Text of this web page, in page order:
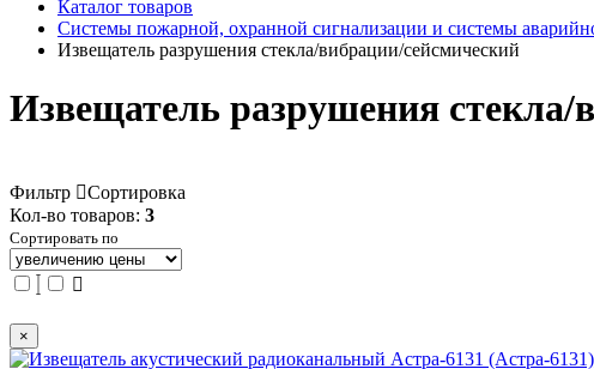
Каталог товаров
Системы пожарной, охранной сигнализации и системы
Извещатель разрушения стекла/вибрации/сейсмический
Извещатель разрушения стекла/
Фильтр
Сортировка
Кол-во товаров: 3
Сортировать по
×